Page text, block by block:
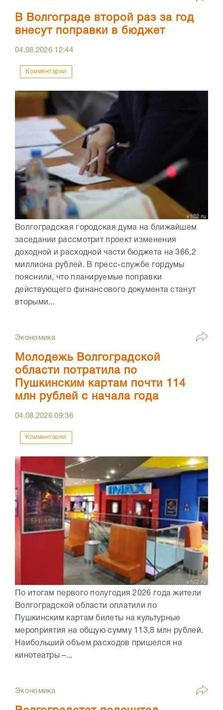
В Волгограде второй раз за год
внесут поправки в бюджет
04.08.2026 12:44
Комментарии
Волгоградская городская дума на ближайшем
заседании рассмотрит проект изменения
доходной и расходной части бюджета на 366,2
миллиона рублей. В пресс-службе гордумы
пояснили, что планируемые поправки
действующего финансового документа станут
вторыми...
Экономика
Молодежь Волгоградской
области потратила по
Пушкинским картам почти 114
млн рублей с начала года
04.08.202609:36
Комментарии
По итогам первого полугодия 2026 года жители
Волгоградской области оплатили по
Пушкинским картам билеты на культурные
мероприятия на общую сумму 113,8 млн рублей.
Наибольший объем расходов пришелся на
кинотеатры –...
Экономика